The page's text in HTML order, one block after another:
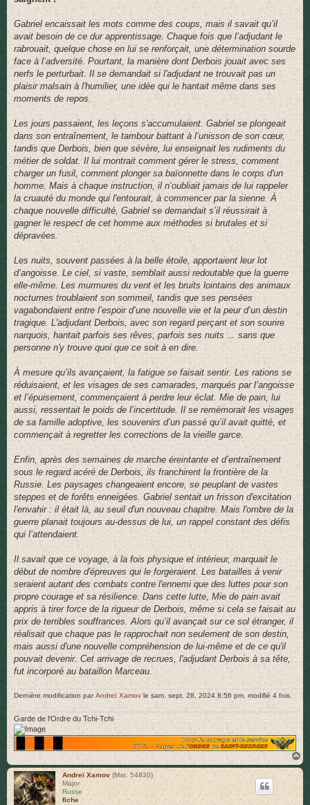
Gabriel encaissait les mots comme des coups, mais il savait qu’il
avait besoin de ce dur apprentissage. Chaque fois que l’adjudant le
rabrouait, quelque chose en lui se renforçait, une détermination sourde
face à l’adversité. Pourtant, la manière dont Derbois jouait avec ses
nerfs le perturbait. Il se demandait si l'adjudant ne trouvait pas un
plaisir malsain à l'humilier, une idée qui le hantait même dans ses
moments de repos.
Les jours passaient, les leçons s'accumulaient. Gabriel se plongeait
dans son entraînement, le tambour battant à l’unisson de son cœur,
tandis que Derbois, bien que sévère, lui enseignait les rudiments du
métier de soldat. Il lui montrait comment gérer le stress, comment
charger un fusil, comment plonger sa baïonnette dans le corps d'un
homme. Mais à chaque instruction, il n’oubliait jamais de lui rappeler
la cruauté du monde qui l'entourait, à commencer par la sienne. À
chaque nouvelle difficulté, Gabriel se demandait s’il réussirait à
gagner le respect de cet homme aux méthodes si brutales et si
dépravées.
Les nuits, souvent passées à la belle étoile, apportaient leur lot
d’angoisse. Le ciel, si vaste, semblait aussi redoutable que la guerre
elle-même. Les murmures du vent et les bruits lointains des animaux
nocturnes troublaient son sommeil, tandis que ses pensées
vagabondaient entre l’espoir d’une nouvelle vie et la peur d’un destin
tragique. L'adjudant Derbois, avec son regard perçant et son sourire
narquois, hantait parfois ses rêves, parfois ses nuits ... sans que
personne n'y trouve quoi que ce soit à en dire.
À mesure qu’ils avançaient, la fatigue se faisait sentir. Les rations se
réduisaient, et les visages de ses camarades, marqués par l’angoisse
et l’épuisement, commençaient à perdre leur éclat. Mie de pain, lui
aussi, ressentait le poids de l’incertitude. Il se remémorait les visages
de sa famille adoptive, les souvenirs d’un passé qu’il avait quitté, et
commençait à regretter les corrections de la vieille garce.
Enfin, après des semaines de marche éreintante et d’entraînement
sous le regard acéré de Derbois, ils franchirent la frontière de la
Russie. Les paysages changeaient encore, se peuplant de vastes
steppes et de forêts enneigées. Gabriel sentait un frisson d'excitation
l'envahir : il était là, au seuil d'un nouveau chapitre. Mais l'ombre de la
guerre planait toujours au-dessus de lui, un rappel constant des défis
qui l’attendaient.
Il savait que ce voyage, à la fois physique et intérieur, marquait le
début de nombre d'épreuves qui le forgeraient. Les batailles à venir
seraient autant des combats contre l'ennemi que des luttes pour son
propre courage et sa résilience. Dans cette lutte, Mie de pain avait
appris à tirer force de la rigueur de Derbois, même si cela se faisait au
prix de terribles souffrances. Alors qu’il avançait sur ce sol étranger, il
réalisait que chaque pas le rapprochait non seulement de son destin,
mais aussi d'une nouvelle compréhension de lui-même et de ce qu'il
pouvait devenir. Cet arrivage de recrues, l'adjudant Derbois à sa tête,
fut incorporé au bataillon Marceau.
Dernière modification parAndreï Xamov le sam. sept. 28, 2024 8:56 pm, modifié 4 fois.
Garde de l'Ordre du Tchi-Tchi
H
a
u
Andreï Xamov (Mat. 54830)
Major
Russe
fiche